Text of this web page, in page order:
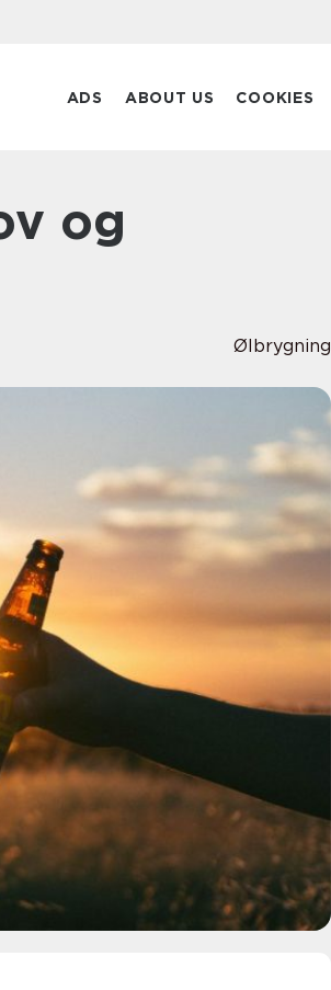
ADS ABOUT US COOKIES
Ølbrygning